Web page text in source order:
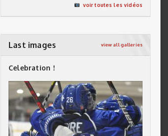
voir toutes les vidéos
Last images view all galleries
Celebration !